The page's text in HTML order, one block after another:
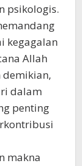
psikologis.
kegagalan
Allah
demikian,
dalam
penting
makna